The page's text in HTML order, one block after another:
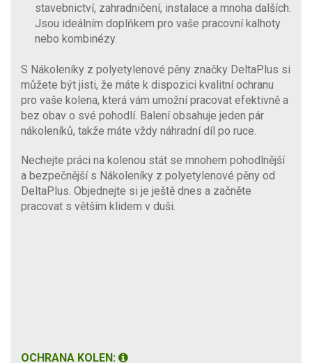
stavebnictví, zahradničení, instalace a mnoha dalších.
Jsou ideálním doplňkem pro vaše pracovní kalhoty
nebo kombinézy.
S Nákoleníky z polyetylenové pěny značky DeltaPlus si
můžete být jisti, že máte k dispozici kvalitní ochranu
pro vaše kolena, která vám umožní pracovat efektivně a
bez obav o své pohodlí. Balení obsahuje jeden pár
nákoleníků, takže máte vždy náhradní díl po ruce.
Nechejte práci na kolenou stát se mnohem pohodlnější
a bezpečnější s Nákoleníky z polyetylenové pěny od
DeltaPlus. Objednejte si je ještě dnes a začněte
pracovat s větším klidem v duši.
OCHRANA KOLEN: